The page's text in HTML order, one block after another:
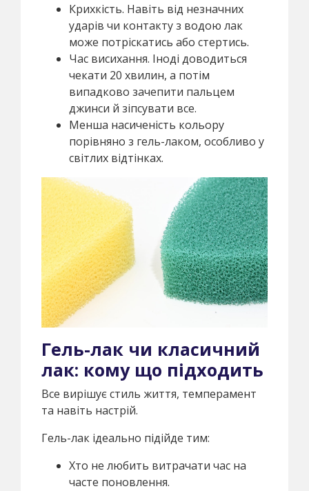
Крихкість. Навіть від незначних
ударів чи контакту з водою лак
може потріскатись або стертись.
Час висихання. Іноді доводиться
чекати 20 хвилин, а потім
випадково зачепити пальцем
джинси й зіпсувати все.
Менша насиченість кольору
порівняно з гель-лаком, особливо у
світлих відтінках.
Гель-лак чи класичний
лак: кому що підходить
Все вирішує стиль життя, темперамент
та навіть настрій.
Гель-лак ідеально підійде тим:
Хто не любить витрачати час на
часте поновлення.